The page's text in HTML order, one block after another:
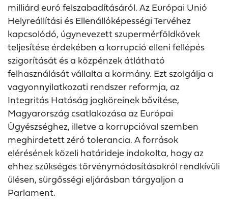
milliárd euró felszabadításáról. Az Európai Unió
Helyreállítási és Ellenállóképességi Tervéhez
kapcsolódó, úgynevezett szupermérföldkövek
teljesítése érdekében a korrupció elleni fellépés
szigorítását és a közpénzek átlátható
felhasználását vállalta a kormány. Ezt szolgálja a
vagyonnyilatkozati rendszer reformja, az
Integritás Hatóság jogköreinek bővítése,
Magyarország csatlakozása az Európai
Ügyészséghez, illetve a korrupcióval szemben
meghirdetett zéró tolerancia. A források
elérésének közeli határideje indokolta, hogy az
ehhez szükséges törvénymódosításokról rendkívüli
ülésen, sürgősségi eljárásban tárgyaljon a
Parlament.